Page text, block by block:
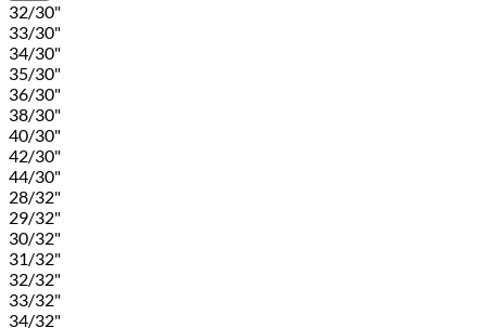
32/30"
33/30"
34/30"
35/30"
36/30"
38/30"
40/30"
42/30"
44/30"
28/32"
29/32"
30/32"
31/32"
32/32"
33/32"
34/32"